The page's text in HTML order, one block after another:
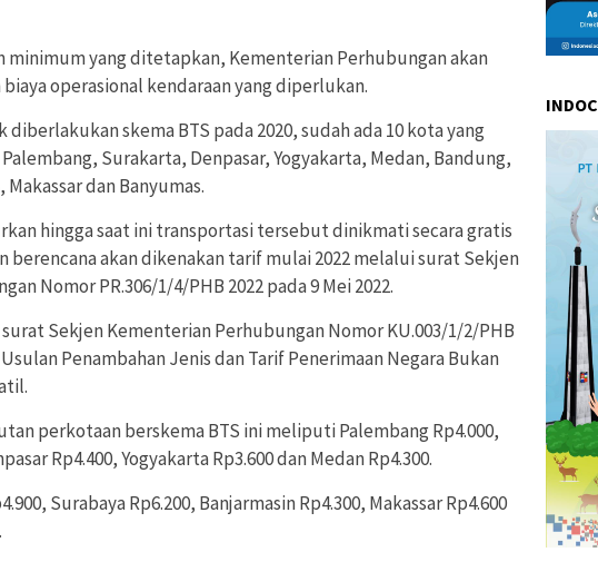
minimum yang ditetapkan, Kementerian Perhubungan akan
operasional kendaraan yang diperlukan.
diberlakukan skema BTS pada 2020, sudah ada 10 kota yang
Surakarta, Denpasar, Yogyakarta, Medan, Bandung,
dan Banyumas.
hingga saat ini transportasi tersebut dinikmati secara gratis
berencana akan dikenakan tarif mulai 2022 melalui surat Sekjen
Nomor PR.306/1/4/PHB 2022 pada 9 Mei 2022.
Sekjen Kementerian Perhubungan Nomor KU.003/1/2/PHB
Penambahan Jenis dan Tarif Penerimaan Negara Bukan
perkotaan berskema BTS ini meliputi Palembang Rp4.000,
Rp4.400, Yogyakarta Rp3.600 dan Medan Rp4.300.
Surabaya Rp6.200, Banjarmasin Rp4.300, Makassar Rp4.600